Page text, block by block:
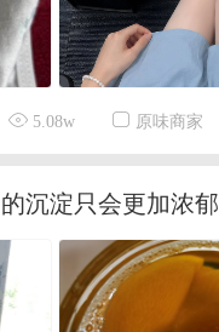
5.08w 原味商家
沉淀只会更加浓郁